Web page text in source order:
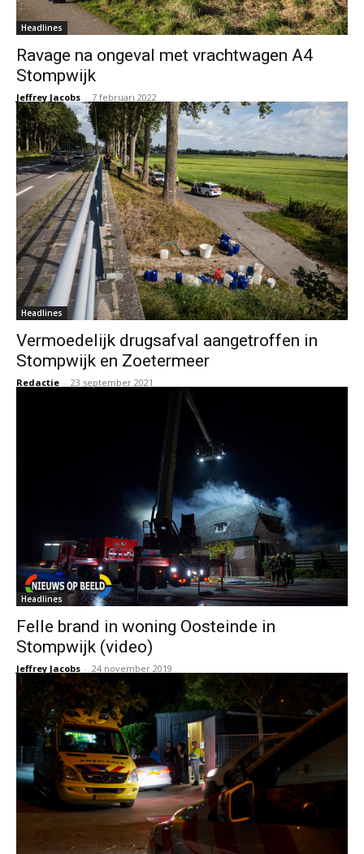
Headlines
Ravage na ongeval met vrachtwagen A4
Stompwijk
Jeffrey Jacobs - 7 februari 2022
Headlines
Vermoedelijk drugsafval aangetroffen in
Stompwijk en Zoetermeer
Redactie - 23 september 2021
Headlines
Felle brand in woning Oosteinde in
Stompwijk (video)
Jeffrey Jacobs - 24 november 2019